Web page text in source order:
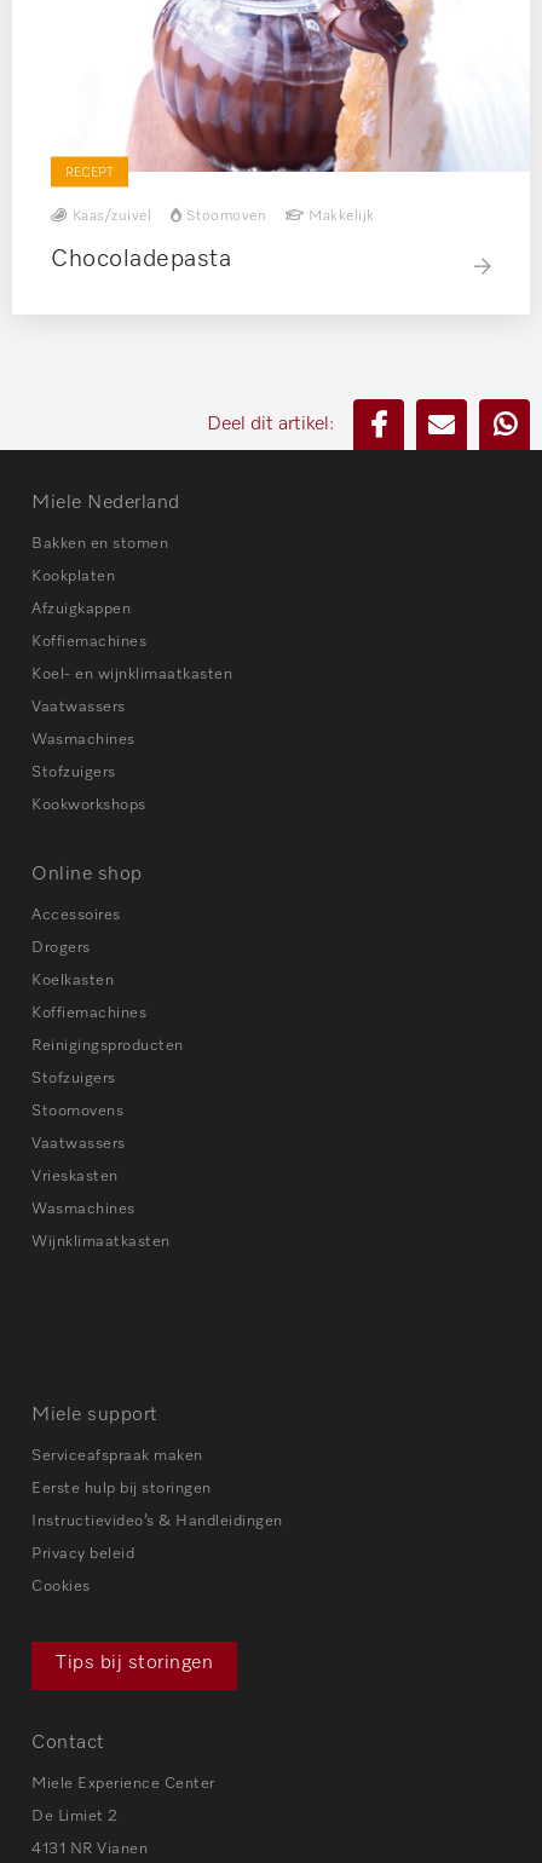
RECEPT
Kaas/zuivel Stoomoven Makkelijk
Chocoladepasta
Deel dit artikel:
Miele Nederland
Bakken en stomen
Kookplaten
Afzuigkappen
Koffiemachines
Koel- en wijnklimaatkasten
Vaatwassers
Wasmachines
Stofzuigers
Kookworkshops
Online shop
Accessoires
Drogers
Koelkasten
Koffiemachines
Reinigingsproducten
Stofzuigers
Stoomovens
Vaatwassers
Vrieskasten
Wasmachines
Wijnklimaatkasten
Miele support
Serviceafspraak maken
Eerste hulp bij storingen
Instructievideo’s & Handleidingen
Privacy beleid
Cookies
Tips bij storingen
Contact
Miele Experience Center
De Limiet 2
4131 NR Vianen